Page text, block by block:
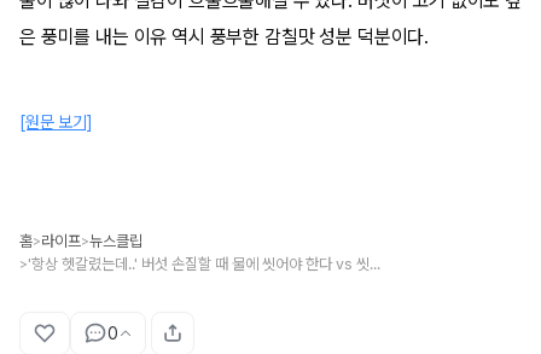
은 풍미를 내는 이유 역시 풍부한 감칠맛 성분 덕분이다.
[원문 보기]
홈>라이프>뉴스클립
> '항상 헷갈렸는데..' 버섯 손질할 때 물에 씻어야 한다 vs 씻으면 안 된다에 대한 요리 전문가들의 '공통 의견'
0